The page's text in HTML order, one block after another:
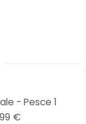
- Pesce 1
€